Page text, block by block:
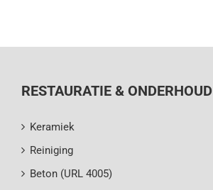
RESTAURATIE & ONDERHOUD
Keramiek
Reiniging
Beton (URL 4005)